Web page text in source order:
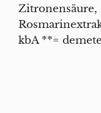
Zitronensäure,
kbA **=